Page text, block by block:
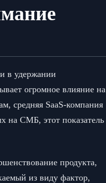
в удержании
огромное влияние на
средняя SaaS-компания
на СМБ, этот показатель
продукта,
из виду фактор,